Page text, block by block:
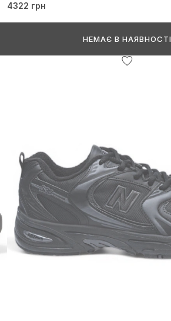
4322 грн
НЕМАЄ В НАЯВНОСТІ